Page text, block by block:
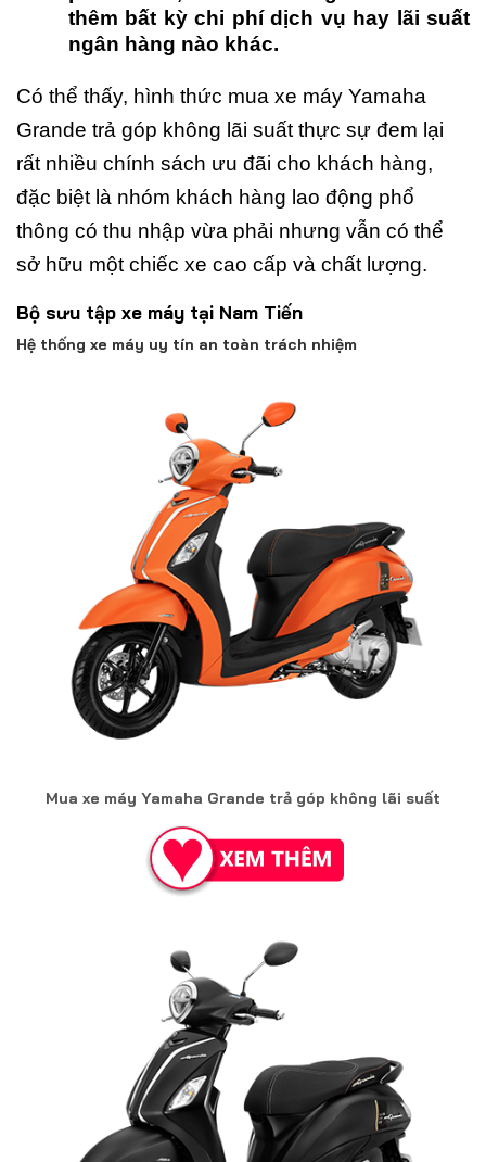
thêm bất kỳ chi phí dịch vụ hay lãi suất
ngân hàng nào khác.
Có thể thấy, hình thức mua xe máy Yamaha
Grande trả góp không lãi suất thực sự đem lại
rất nhiều chính sách ưu đãi cho khách hàng,
đặc biệt là nhóm khách hàng lao động phổ
thông có thu nhập vừa phải nhưng vẫn có thể
sở hữu một chiếc xe cao cấp và chất lượng.
Bộ sưu tập xe máy tại Nam Tiến
Hệ thống xe máy uy tín an toàn trách nhiệm
Mua xe máy Yamaha Grande trả góp không lãi suất